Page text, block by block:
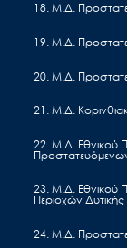
18. Μ.Δ.
19. Μ.Δ.
20. Μ.Δ.
21. Μ.Δ.
22. Μ.Δ. Εθνικού
23. Μ.Δ. Εθνικού
Περιοχών
24. Μ.Δ.
(ΕΠ)
Φορέα
στο
Πράξης